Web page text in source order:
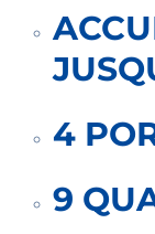
4
9